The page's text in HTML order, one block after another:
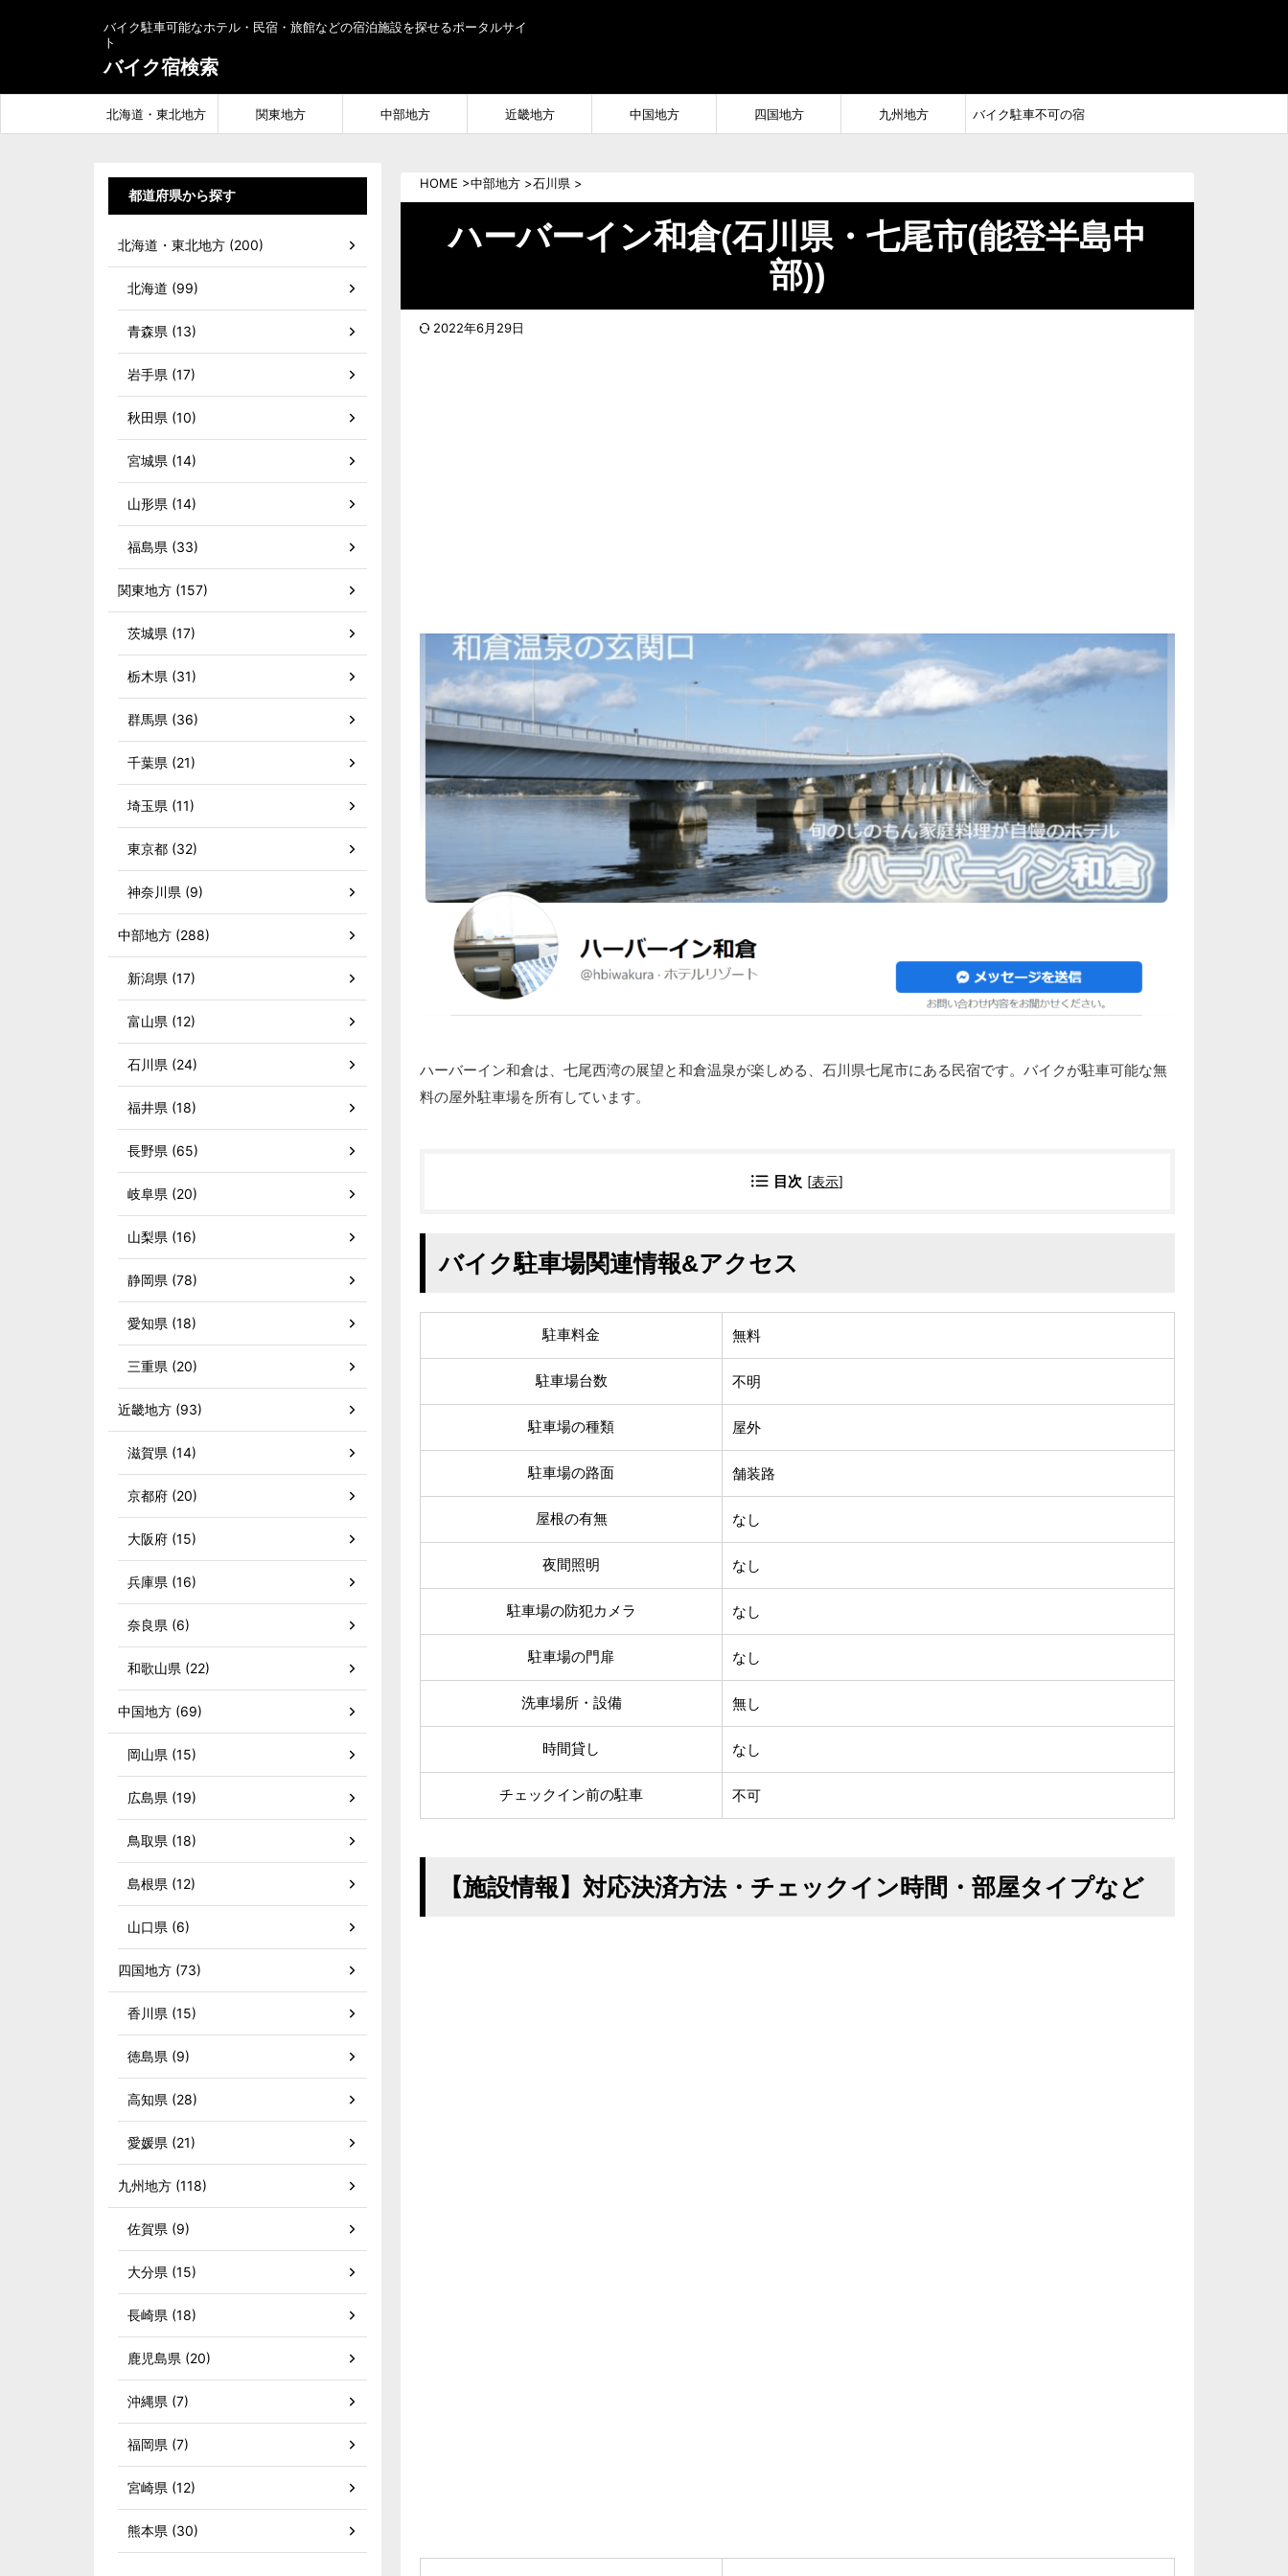
バイク駐車可能なホテル・民宿・旅館などの宿泊施設を探せるポータルサイ
ト
バイク宿検索
北海道・東北地方 関東地方 中部地方 近畿地方 中国地方 四国地方 九州地方 バイク駐車不可の宿
HOME >中部地方 >石川県 >
ハーバーイン和倉(石川県・七尾市(能登半島中
部))
2022年6月29日
ハーバーイン和倉は、七尾西湾の展望と和倉温泉が楽しめる、石川県七尾市にある民宿です。バイクが駐車可能な無
料の屋外駐車場を所有しています。
目次 [表示]
バイク駐車場関連情報&アクセス
駐車料金 無料
駐車場台数 不明
駐車場の種類 屋外
駐車場の路面 舗装路
屋根の有無 なし
夜間照明 なし
駐車場の防犯カメラ なし
駐車場の門扉 なし
洗車場所・設備 無し
時間貸し なし
チェックイン前の駐車 不可
【施設情報】対応決済方法・チェックイン時間・部屋タイプなど
都道府県から探す
北海道・東北地方 (200)
北海道 (99)
青森県 (13)
岩手県 (17)
秋田県 (10)
宮城県 (14)
山形県 (14)
福島県 (33)
関東地方 (157)
茨城県 (17)
栃木県 (31)
群馬県 (36)
千葉県 (21)
埼玉県 (11)
東京都 (32)
神奈川県 (9)
中部地方 (288)
新潟県 (17)
富山県 (12)
石川県 (24)
福井県 (18)
長野県 (65)
岐阜県 (20)
山梨県 (16)
静岡県 (78)
愛知県 (18)
三重県 (20)
近畿地方 (93)
滋賀県 (14)
京都府 (20)
大阪府 (15)
兵庫県 (16)
奈良県 (6)
和歌山県 (22)
中国地方 (69)
岡山県 (15)
広島県 (19)
鳥取県 (18)
島根県 (12)
山口県 (6)
四国地方 (73)
香川県 (15)
徳島県 (9)
高知県 (28)
愛媛県 (21)
九州地方 (118)
佐賀県 (9)
大分県 (15)
長崎県 (18)
鹿児島県 (20)
沖縄県 (7)
福岡県 (7)
宮崎県 (12)
熊本県 (30)